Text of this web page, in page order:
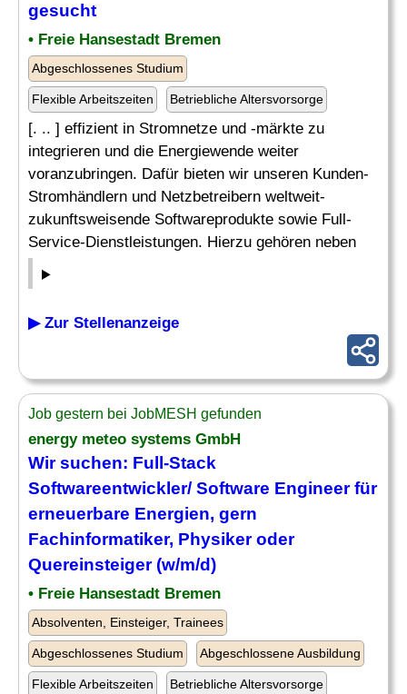
gesucht
• Freie Hansestadt Bremen
Abgeschlossenes Studium
Flexible Arbeitszeiten Betriebliche Altersvorsorge
[. .. ] effizient in Stromnetze und -märkte zu
integrieren und die Energiewende weiter
voranzubringen. Dafür bieten wir unseren Kunden-
Stromhändlern und Netzbetreibern weltweit-
zukunftsweisende Softwareprodukte sowie Full-
Service-Dienstleistungen. Hierzu gehören neben
▶ Zur Stellenanzeige
Job gestern bei JobMESH gefunden
energy meteo systems GmbH
Wir suchen: Full-Stack
Softwareentwickler/ Software Engineer für
erneuerbare Energien, gern
Fachinformatiker, Physiker oder
Quereinsteiger (w/m/d)
• Freie Hansestadt Bremen
Absolventen, Einsteiger, Trainees
Abgeschlossenes Studium Abgeschlossene Ausbildung
Flexible Arbeitszeiten Betriebliche Altersvorsorge